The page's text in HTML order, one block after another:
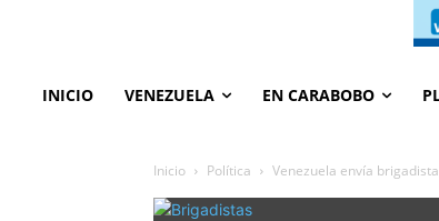
INICIO VENEZUELA EN CARABOBO
Inicio Política Venezuela envía